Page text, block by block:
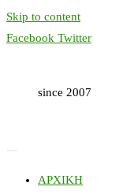
Skip to content
Facebook Twitter
since 2007
ΑΡΧΙΚΗ